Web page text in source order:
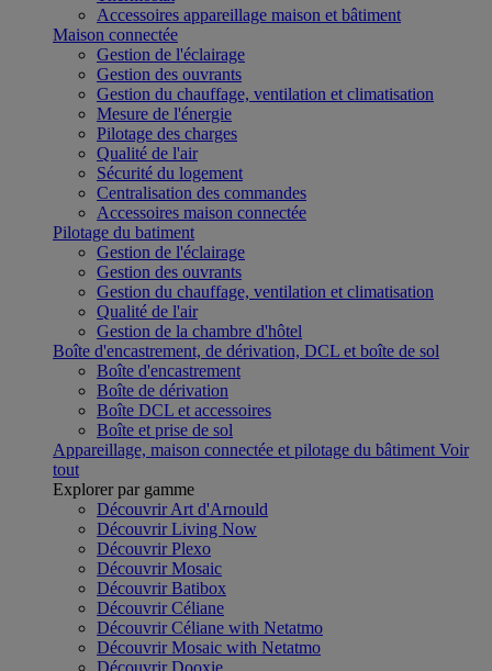
Accessoires appareillage maison et bâtiment
Maison connectée
Gestion de l'éclairage
Gestion des ouvrants
Gestion du chauffage, ventilation et climatisation
Mesure de l'énergie
Pilotage des charges
Qualité de l'air
Sécurité du logement
Centralisation des commandes
Accessoires maison connectée
Pilotage du batiment
Gestion de l'éclairage
Gestion des ouvrants
Gestion du chauffage, ventilation et climatisation
Qualité de l'air
Gestion de la chambre d'hôtel
Boîte d'encastrement, de dérivation, DCL et boîte de sol
Boîte d'encastrement
Boîte de dérivation
Boîte DCL et accessoires
Boîte et prise de sol
Appareillage, maison connectée et pilotage du bâtiment Voir
tout
Explorer par gamme
Découvrir Art d'Arnould
Découvrir Living Now
Découvrir Plexo
Découvrir Mosaic
Découvrir Batibox
Découvrir Céliane
Découvrir Céliane with Netatmo
Découvrir Mosaic with Netatmo
Découvrir Dooxie